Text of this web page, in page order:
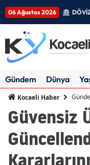
06 Ağustos 2026
Gündem Dünya
Kocaeli Haber
Güvensiz